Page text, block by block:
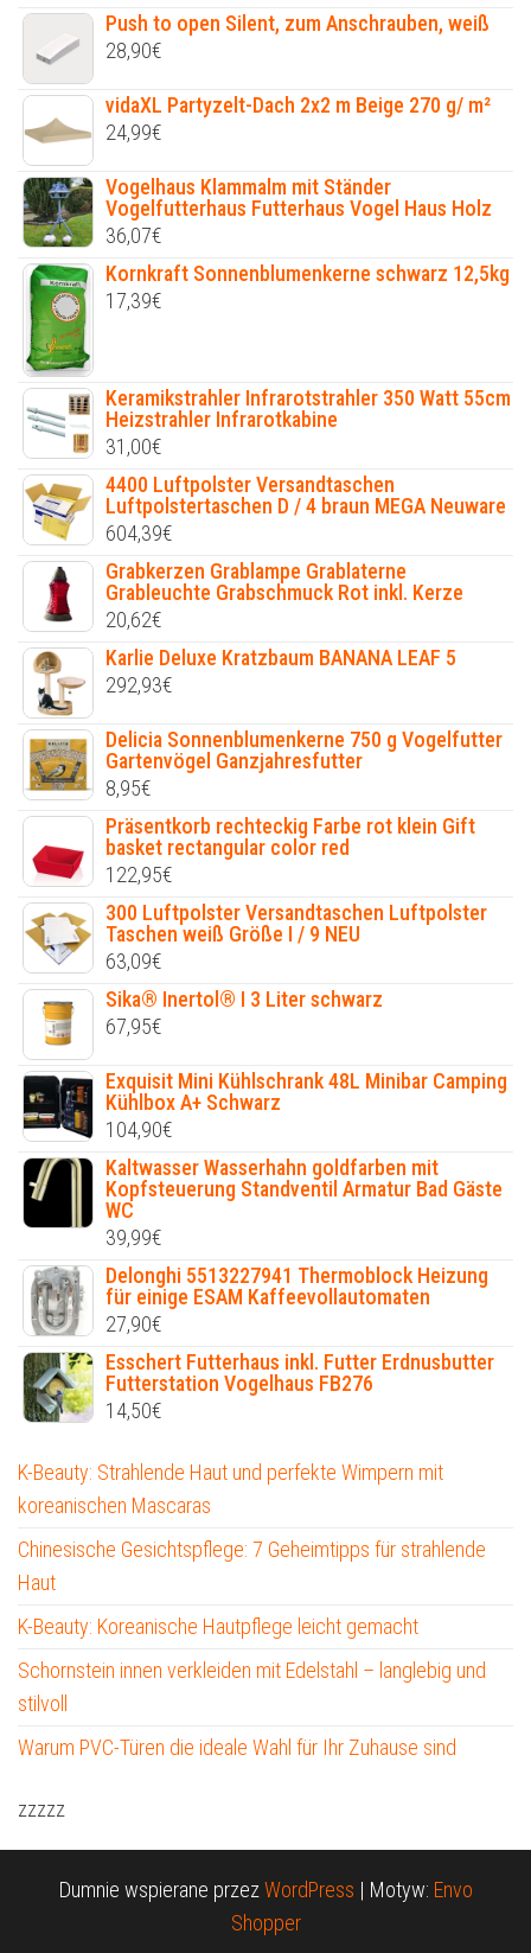
Push to open Silent, zum Anschrauben, weiß
28,90€
vidaXL Partyzelt-Dach 2x2 m Beige 270 g/ m²
24,99€
Vogelhaus Klammalm mit Ständer
Vogelfutterhaus Futterhaus Vogel Haus Holz
36,07€
Kornkraft Sonnenblumenkerne schwarz 12,5kg
17,39€
Keramikstrahler Infrarotstrahler 350 Watt 55cm
Heizstrahler Infrarotkabine
31,00€
4400 Luftpolster Versandtaschen
Luftpolstertaschen D / 4 braun MEGA Neuware
604,39€
Grabkerzen Grablampe Grablaterne
Grableuchte Grabschmuck Rot inkl. Kerze
20,62€
Karlie Deluxe Kratzbaum BANANA LEAF 5
292,93€
Delicia Sonnenblumenkerne 750 g Vogelfutter
Gartenvögel Ganzjahresfutter
8,95€
Präsentkorb rechteckig Farbe rot klein Gift
basket rectangular color red
122,95€
300 Luftpolster Versandtaschen Luftpolster
Taschen weiß Größe I / 9 NEU
63,09€
Sika® Inertol® I 3 Liter schwarz
67,95€
Exquisit Mini Kühlschrank 48L Minibar Camping
Kühlbox A+ Schwarz
104,90€
Kaltwasser Wasserhahn goldfarben mit
Kopfsteuerung Standventil Armatur Bad Gäste
WC
39,99€
Delonghi 5513227941 Thermoblock Heizung
für einige ESAM Kaffeevollautomaten
27,90€
Esschert Futterhaus inkl. Futter Erdnusbutter
Futterstation Vogelhaus FB276
14,50€
K-Beauty: Strahlende Haut und perfekte Wimpern mit
koreanischen Mascaras
Chinesische Gesichtspflege: 7 Geheimtipps für strahlende
Haut
K-Beauty: Koreanische Hautpflege leicht gemacht
Schornstein innen verkleiden mit Edelstahl – langlebig und
stilvoll
Warum PVC-Türen die ideale Wahl für Ihr Zuhause sind
zzzzz
Dumnie wspierane przez WordPress | Motyw: Envo
Shopper